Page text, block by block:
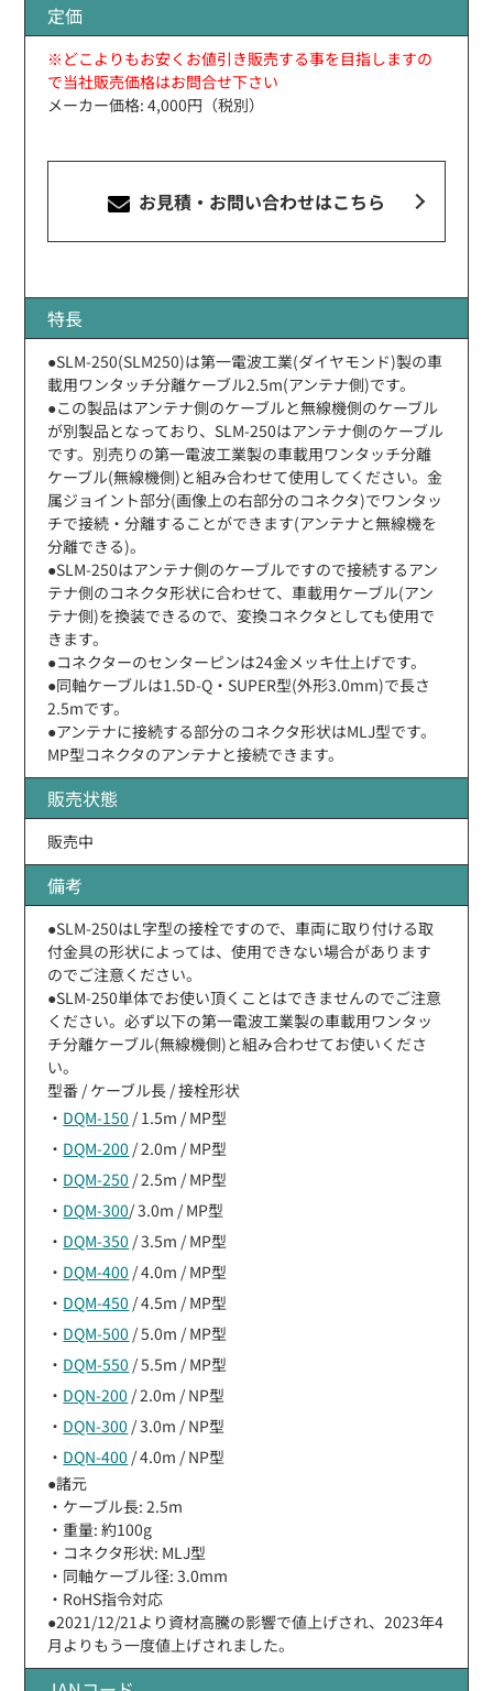
定価
※どこよりもお安くお値引き販売する事を目指しますの
で当社販売価格はお問合せ下さい
メーカー価格: 4,000円（税別）
お見積・お問い合わせはこちら
特長
●SLM-250(SLM250)は第一電波工業(ダイヤモンド)製の車
載用ワンタッチ分離ケーブル2.5m(アンテナ側)です。
●この製品はアンテナ側のケーブルと無線機側のケーブル
が別製品となっており、SLM-250はアンテナ側のケーブル
です。別売りの第一電波工業製の車載用ワンタッチ分離
ケーブル(無線機側)と組み合わせて使用してください。金
属ジョイント部分(画像上の右部分のコネクタ)でワンタッ
チで接続・分離することができます(アンテナと無線機を
分離できる)。
●SLM-250はアンテナ側のケーブルですので接続するアン
テナ側のコネクタ形状に合わせて、車載用ケーブル(アン
テナ側)を換装できるので、変換コネクタとしても使用で
きます。
●コネクターのセンターピンは24金メッキ仕上げです。
●同軸ケーブルは1.5D-Q・SUPER型(外形3.0mm)で長さ
2.5mです。
●アンテナに接続する部分のコネクタ形状はMLJ型です。
MP型コネクタのアンテナと接続できます。
販売状態
販売中
備考
●SLM-250はL字型の接栓ですので、車両に取り付ける取
付金具の形状によっては、使用できない場合があります
のでご注意ください。
●SLM-250単体でお使い頂くことはできませんのでご注意
ください。必ず以下の第一電波工業製の車載用ワンタッ
チ分離ケーブル(無線機側)と組み合わせてお使いくださ
い。
型番 / ケーブル長 / 接栓形状
・ DQM-150 / 1.5m / MP型
・ DQM-200 / 2.0m / MP型
・ DQM-250 / 2.5m / MP型
・ DQM-300/ 3.0m / MP型
・ DQM-350 / 3.5m / MP型
・ DQM-400 / 4.0m / MP型
・ DQM-450 / 4.5m / MP型
・ DQM-500 / 5.0m / MP型
・ DQM-550 / 5.5m / MP型
・ DQN-200 / 2.0m / NP型
・ DQN-300 / 3.0m / NP型
・ DQN-400 / 4.0m / NP型
●諸元
・ケーブル長: 2.5m
・重量: 約100g
・コネクタ形状: MLJ型
・同軸ケーブル径: 3.0mm
・RoHS指令対応
●2021/12/21より資材高騰の影響で値上げされ、2023年4
月よりもう一度値上げされました。